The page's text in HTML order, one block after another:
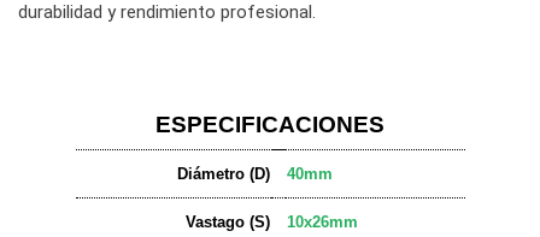
durabilidad y rendimiento profesional.
ESPECIFICACIONES
Diámetro (D) 40mm
Vastago (S) 10x26mm